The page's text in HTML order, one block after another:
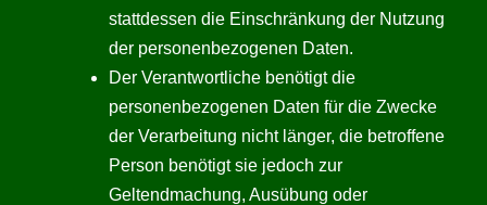
stattdessen die Einschränkung der Nutzung
der personenbezogenen Daten.
Der Verantwortliche benötigt die
personenbezogenen Daten für die Zwecke
der Verarbeitung nicht länger, die betroffene
Person benötigt sie jedoch zur
Geltendmachung, Ausübung oder